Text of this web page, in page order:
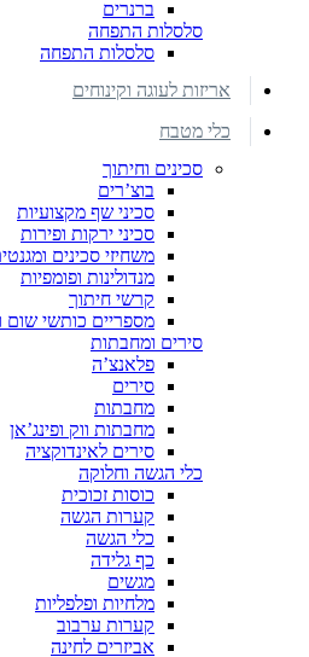
ברנרים
סלסלות התפחה
סלסלות התפחה
אריזות לעוגה וקינוחים
כלי מטבח
סכינים וחיתוך
בוצ’רים
סכיני שף מקצועיות
סכיני ירקות ופירות
משחיזי סכינים
מנדולינות ופומפיות
קרשי חיתוך
מספריים כותשי שום
סירים ומחבתות
פלאנצ’ה
סירים
מחבתות
מחבתות ווק ופינג’אן
סירים לאינדוקציה
כלי הגשה וחלוקה
כוסות זכוכית
קערות הגשה
כלי הגשה
כף גלידה
מגשים
מלחיות ופלפליות
קערות ערבוב
אביזרים לחינה